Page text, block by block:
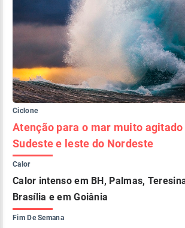
Ciclone
Atenção para o mar muito agitado
Sudeste e leste do Nordeste
Calor
Calor intenso em BH, Palmas,
Brasília e em Goiânia
Fim De Semana